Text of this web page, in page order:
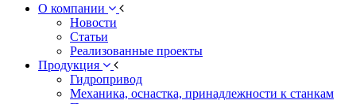
О компании
Новости
Статьи
Реализованные проекты
Продукция
Гидропривод
Механика, оснастка, принадлежности к станкам